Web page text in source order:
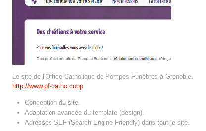
Le site de l'Office Catholique de Pompes Funèbres à Grenoble.
http://www.pf-catho.coop
Conception du site.
Adaptation avancée du template (design).
Adresses SEF (Search Engine Friendly) dans tout le site.